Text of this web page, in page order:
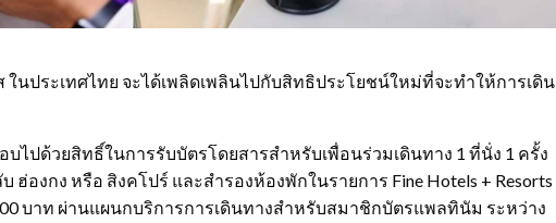
นประเทศไทย จะได้เพลิดเพลินไปกับสิทธิประโยชน์ใหม่ที่จะทำให้การเดิน
ไปด้วยสิทธิ์ในการรับบัตรโดยสารสำหรับเพื่อนร่วมเดินทาง 1 ที่นั่ง 1 ครั้ง
องกง หรือ สิงคโปร์ และสำรองห้องพักในรายการ Fine Hotels + Resorts
บาท ผ่านแผนกบริการการเดินทางสำหรับสมาชิกบัตรแพลทินัม ระหว่าง